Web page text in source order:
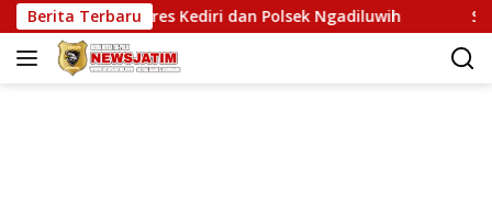
Langsung
ke
konten
Berita Terbaru
Polres Kediri dan Polsek Ngadiluwih SERUKAN